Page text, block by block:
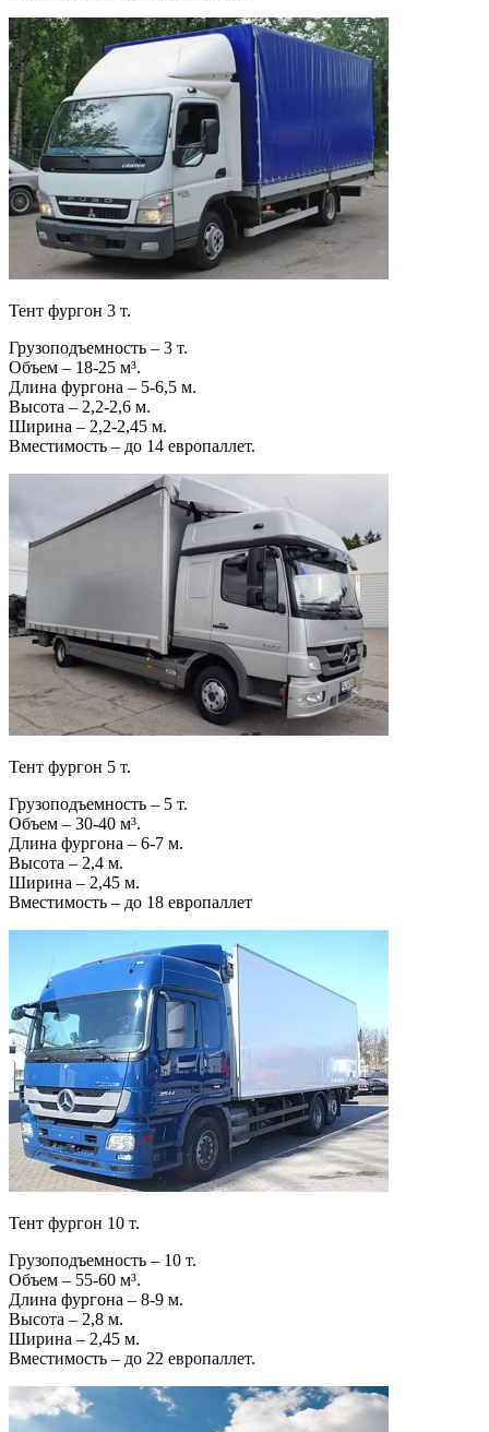
Тент фургон 3 т.
Грузоподъемность – 3 т.
Объем – 18-25 м³.
Длина фургона – 5-6,5 м.
Высота – 2,2-2,6 м.
Ширина – 2,2-2,45 м.
Вместимость – до 14 европаллет.
Тент фургон 5 т.
Грузоподъемность – 5 т.
Объем – 30-40 м³.
Длина фургона – 6-7 м.
Высота – 2,4 м.
Ширина – 2,45 м.
Вместимость – до 18 европаллет
Тент фургон 10 т.
Грузоподъемность – 10 т.
Объем – 55-60 м³.
Длина фургона – 8-9 м.
Высота – 2,8 м.
Ширина – 2,45 м.
Вместимость – до 22 европаллет.